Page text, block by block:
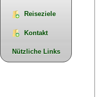
Reiseziele
Kontakt
Nützliche Links